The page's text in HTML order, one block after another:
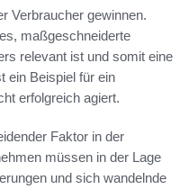
Verbraucher gewinnen.
maßgeschneiderte
relevant ist und somit eine
ein Beispiel für ein
erfolgreich agiert.
Faktor in der
müssen in der Lage
und sich wandelnde